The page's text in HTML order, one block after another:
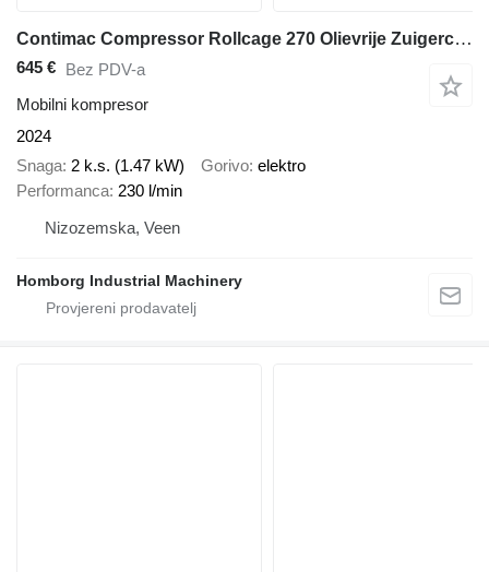
Contimac Compressor Rollcage 270 Olievrije Zuigercompressor 2 PK 230 L /
645 € Bez PDV-a
Mobilni kompresor
2024
Snaga 2 k.s. (1.47 kW) Gorivo elektro
Performanca 230 l/min
Nizozemska, Veen
Homborg Industrial Machinery